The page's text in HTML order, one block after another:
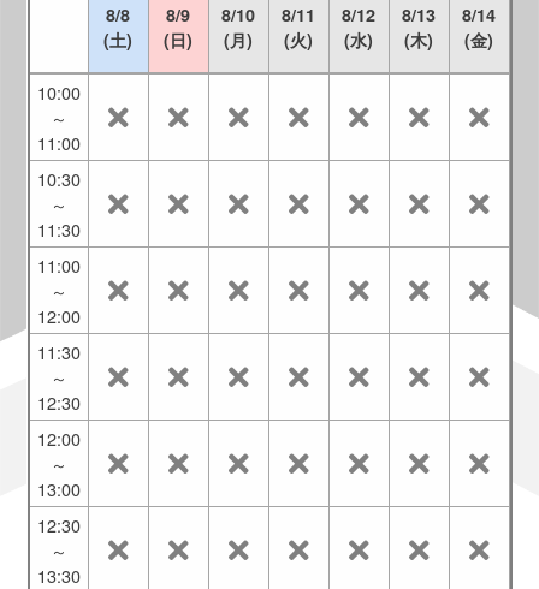
8/8
(土)
8/9
(日)
8/10
(月)
8/11
(火)
8/12
(水)
8/13
(木)
8/14
(金)
10:00
～
11:00
10:30
～
11:30
11:00
～
12:00
11:30
～
12:30
12:00
～
13:00
12:30
～
13:30